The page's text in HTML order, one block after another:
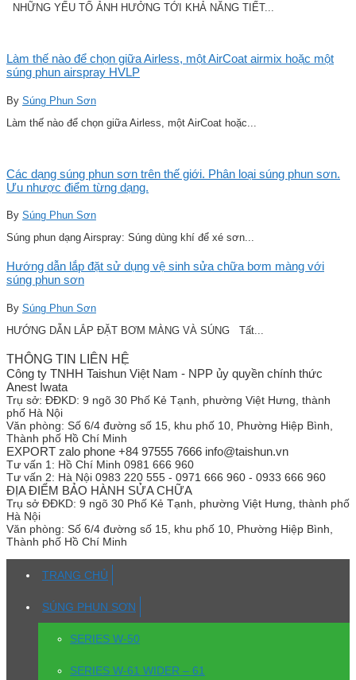
NHỮNG YẾU TỐ ẢNH HƯỞNG TỚI KHẢ NĂNG TIẾT...
Làm thế nào để chọn giữa Airless, một AirCoat airmix hoặc một
súng phun airspray HVLP
By Súng Phun Sơn
Làm thế nào để chọn giữa Airless, một AirCoat hoặc...
Các dạng súng phun sơn trên thế giới. Phân loại súng phun sơn.
Ưu nhược điểm từng dạng.
By Súng Phun Sơn
Súng phun dạng Airspray: Súng dùng khí để xé sơn...
Hướng dẫn lắp đặt sử dụng vệ sinh sửa chữa bơm màng với
súng phun sơn
By Súng Phun Sơn
HƯỚNG DẪN LẮP ĐẶT BƠM MÀNG VÀ SÚNG Tất...
THÔNG TIN LIÊN HỆ
Công ty TNHH Taishun Việt Nam - NPP ủy quyền chính thức
Anest Iwata
Trụ sở: ĐĐKD: 9 ngõ 30 Phố Kẻ Tạnh, phường Việt Hưng, thành
phố Hà Nội
Văn phòng: Số 6/4 đường số 15, khu phố 10, Phường Hiệp Bình,
Thành phố Hồ Chí Minh
EXPORT zalo phone +84 97555 7666 info@taishun.vn
Tư vấn 1: Hồ Chí Minh 0981 666 960
Tư vấn 2: Hà Nội 0983 220 555 - 0971 666 960 - 0933 666 960
ĐỊA ĐIỂM BẢO HÀNH SỬA CHỮA
Trụ sở ĐĐKD: 9 ngõ 30 Phố Kẻ Tạnh, phường Việt Hưng, thành phố
Hà Nội
Văn phòng: Số 6/4 đường số 15, khu phố 10, Phường Hiệp Bình,
Thành phố Hồ Chí Minh
TRANG CHỦ
SÚNG PHUN SƠN
SERIES W-50
SERIES W-61 WIDER – 61